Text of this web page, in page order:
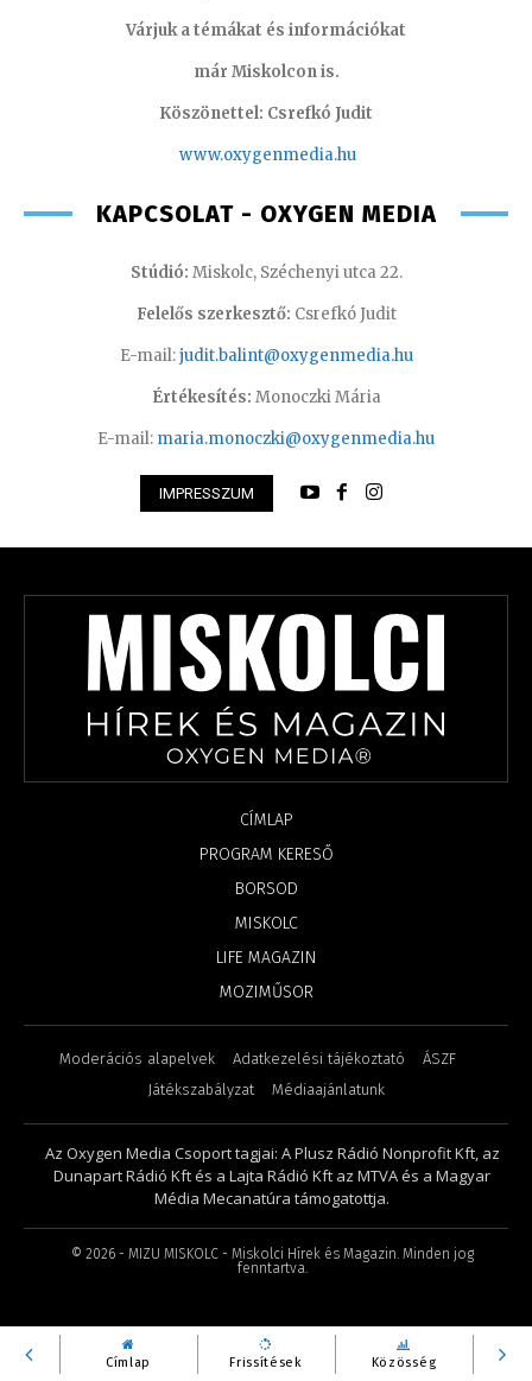
Címlap Frissítések Közösség
Várjuk a témákat és információkat
már Miskolcon is.
Köszönettel: Csrefkó Judit
www.oxygenmedia.hu
KAPCSOLAT - OXYGEN MEDIA
Stúdió: Miskolc, Széchenyi utca 22.
Felelős szerkesztő: Csrefkó Judit
E-mail:judit.balint@oxygenmedia.hu
Értékesítés: Monoczki Mária
E-mail: maria.monoczki@oxygenmedia.hu
IMPRESSZUM
CÍMLAP
PROGRAM KERESŐ
BORSOD
MISKOLC
LIFE MAGAZIN
MOZIMŰSOR
Moderációs alapelvek Adatkezelési tájékoztató
ÁSZF
Játékszabályzat
Médiaajánlatunk
Az Oxygen Media Csoport tagjai: A Plusz Rádió Nonprofit Kft, az
Dunapart Rádió Kft és a Lajta Rádió Kft az MTVA és a Magyar
Média Mecanatúra támogatottja.
© 2026- MIZU MISKOLC - Miskolci Hírek és Magazin. Minden jog
fenntartva.